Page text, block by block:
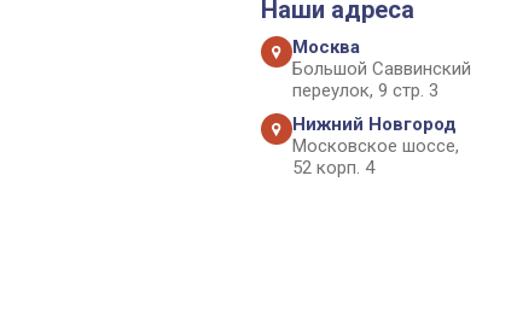
Наши адреса
Москва
Большой Саввинский
переулок, 9 стр. 3
Нижний Новгород
Московское шоссе,
52 корп. 4